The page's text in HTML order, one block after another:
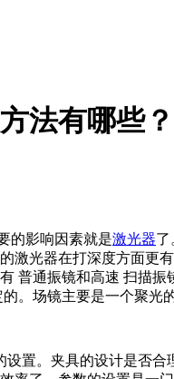
法有哪些？
的影响因素就是激光器了
激光器在打深度方面
普通振镜和高速 扫描
。场镜主要是一个聚光
设置。夹具的设计是否合